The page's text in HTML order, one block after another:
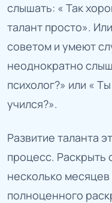
слышать: « Так
талант просто».
советом и умеют
неоднократно
психолог?» или «
учился?».
Развитие таланта
процесс. Раскрыть
несколько
полноценного